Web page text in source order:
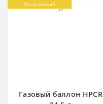
Популярный
Газовый баллон HPCR